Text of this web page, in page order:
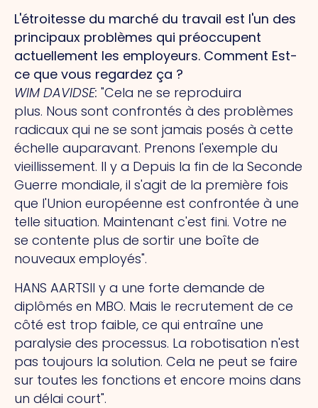
L'étroitesse du marché du travail est l'un des
principaux problèmes qui préoccupent
actuellement les employeurs. Comment Est-
ce que vous regardez ça ?
WIM DAVIDSE: "Cela ne se reproduira
plus. Nous sont confrontés à des problèmes
radicaux qui ne se sont jamais posés à cette
échelle auparavant. Prenons l'exemple du
vieillissement. Il y a Depuis la fin de la Seconde
Guerre mondiale, il s'agit de la première fois
que l'Union européenne est confrontée à une
telle situation. Maintenant c'est fini. Votre ne
se contente plus de sortir une boîte de
nouveaux employés".
HANS AARTSIl y a une forte demande de
diplômés en MBO. Mais le recrutement de ce
côté est trop faible, ce qui entraîne une
paralysie des processus. La robotisation n'est
pas toujours la solution. Cela ne peut se faire
sur toutes les fonctions et encore moins dans
un délai court".